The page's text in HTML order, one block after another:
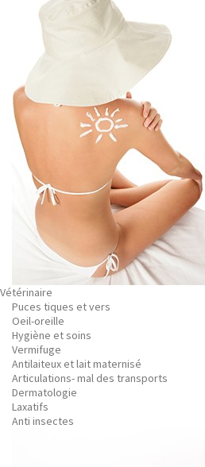
Vétérinaire
Puces tiques et vers
Oeil-oreille
Hygiène et soins
Vermifuge
Antilaiteux et lait maternisé
Articulations- mal des transports
Dermatologie
Laxatifs
Anti insectes